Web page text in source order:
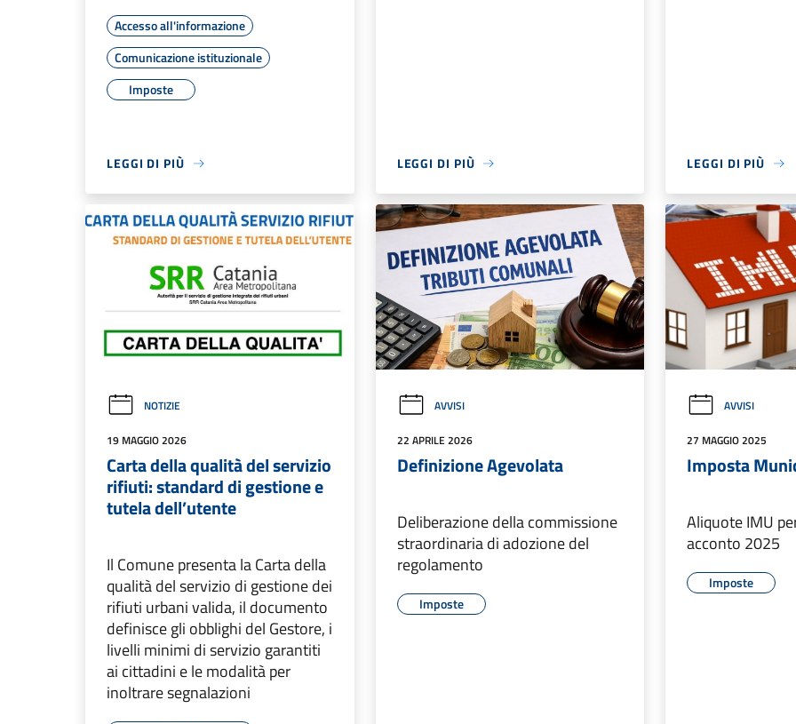
Accesso all'informazione
Comunicazione istituzionale
Imposte
LEGGI DI PIÙ LEGGI DI PIÙ LEGGI DI PIÙ
NOTIZIE
19 MAGGIO 2026
Carta della qualità del servizio
rifiuti: standard di gestione e
tutela dell’utente
Il Comune presenta la Carta della
qualità del servizio di gestione dei
rifiuti urbani valida, il documento
definisce gli obblighi del Gestore, i
livelli minimi di servizio garantiti
ai cittadini e le modalità per
inoltrare segnalazioni
AVVISI
22 APRILE 2026
Definizione Agevolata
Deliberazione della commissione
straordinaria di adozione del
regolamento
Imposte
AVVISI
27 MAGGIO 2025
Imposta
Aliquote IMU
acconto 2025
Imposte